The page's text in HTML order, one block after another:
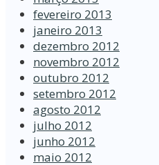
fevereiro 2013
janeiro 2013
dezembro 2012
novembro 2012
outubro 2012
setembro 2012
agosto 2012
julho 2012
junho 2012
maio 2012